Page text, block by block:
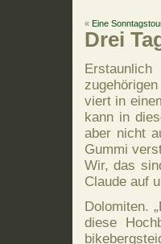
« Eine
Drei
viert in
kann in
aber nicht
Gummi
Wir, das
Claude auf
Dolomiten.
diese